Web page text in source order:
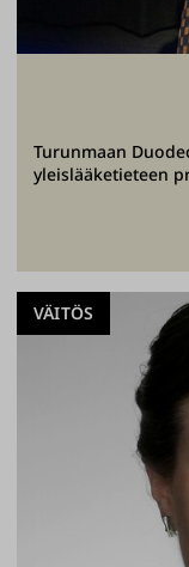
Turunmaan
yleislääketieteen
VÄITÖS